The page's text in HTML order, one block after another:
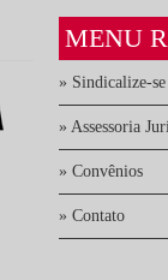
MENU
» Sindicalize-se
» Assessoria
» Convênios
» Contato